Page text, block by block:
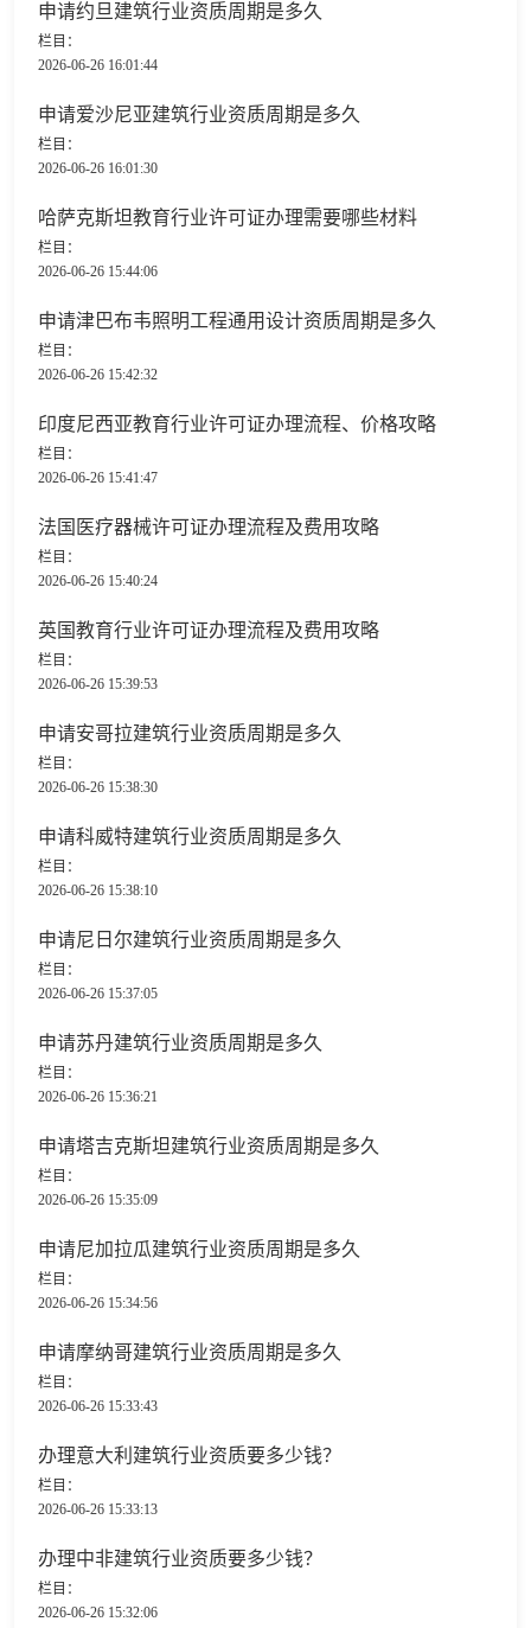
申请约旦建筑行业资质周期是多久
栏目：
2026-06-26 16:01:44
申请爱沙尼亚建筑行业资质周期是多久
栏目：
2026-06-26 16:01:30
哈萨克斯坦教育行业许可证办理需要哪些材料
栏目：
2026-06-26 15:44:06
申请津巴布韦照明工程通用设计资质周期是多久
栏目：
2026-06-26 15:42:32
印度尼西亚教育行业许可证办理流程、价格攻略
栏目：
2026-06-26 15:41:47
法国医疗器械许可证办理流程及费用攻略
栏目：
2026-06-26 15:40:24
英国教育行业许可证办理流程及费用攻略
栏目：
2026-06-26 15:39:53
申请安哥拉建筑行业资质周期是多久
栏目：
2026-06-26 15:38:30
申请科威特建筑行业资质周期是多久
栏目：
2026-06-26 15:38:10
申请尼日尔建筑行业资质周期是多久
栏目：
2026-06-26 15:37:05
申请苏丹建筑行业资质周期是多久
栏目：
2026-06-26 15:36:21
申请塔吉克斯坦建筑行业资质周期是多久
栏目：
2026-06-26 15:35:09
申请尼加拉瓜建筑行业资质周期是多久
栏目：
2026-06-26 15:34:56
申请摩纳哥建筑行业资质周期是多久
栏目：
2026-06-26 15:33:43
办理意大利建筑行业资质要多少钱？
栏目：
2026-06-26 15:33:13
办理中非建筑行业资质要多少钱？
栏目：
2026-06-26 15:32:06